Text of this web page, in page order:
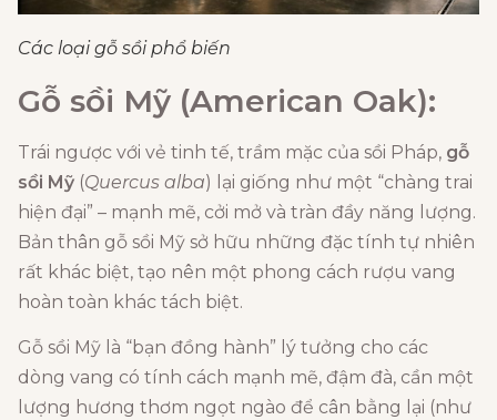
Các loại gỗ sồi phổ biến
Gỗ sồi Mỹ (American Oak):
Trái ngược với vẻ tinh tế, trầm mặc của sồi Pháp, gỗ
sồi Mỹ (Quercus alba) lại giống như một “chàng trai
hiện đại” – mạnh mẽ, cởi mở và tràn đầy năng lượng.
Bản thân gỗ sồi Mỹ sở hữu những đặc tính tự nhiên
rất khác biệt, tạo nên một phong cách rượu vang
hoàn toàn khác tách biệt.
Gỗ sồi Mỹ là “bạn đồng hành” lý tưởng cho các
dòng vang có tính cách mạnh mẽ, đậm đà, cần một
lượng hương thơm ngọt ngào để cân bằng lại (như